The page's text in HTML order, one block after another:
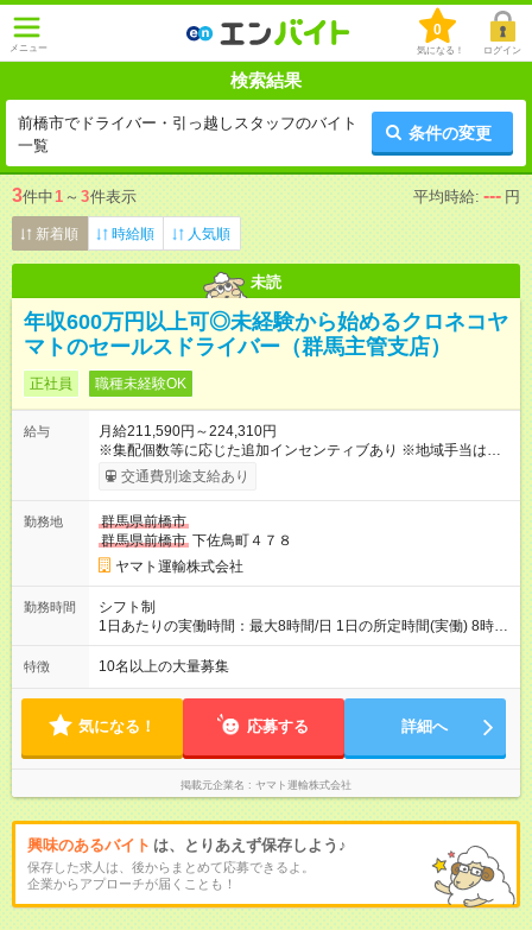
メニュー
0
気になる！ ログイン
検索結果
前橋市でドライバー・引っ越しスタッフのバイト
一覧
条件の変更
3件中1 ～ 3件表示 平均時給: --- 円
新着順 時給順 人気順
未読
年収600万円以上可◎未経験から始めるクロネコヤ
マトのセールスドライバー（群馬主管支店）
正社員 職種未経験OK
給与
月給211,590円～224,310円
※集配個数等に応じた追加インセンティブあり ※地域手当は居住
地によって異なる 加えて、インセンティブ・超勤手当・通勤手
当・扶養手当など各種手当が充実しています。 【試用期間】試
と同じです。
交通費別途支給あり
勤務地
群馬県前橋市
群馬県前橋市 下佐鳥町４７８
ヤマト運輸株式会社
勤務時間
シフト制
1日あたりの実働時間：最大8時間/日 1日の所定時間(実働) 8時
間 週所定40時間 月間所定時間 165時間（残業時間25時間程
度） 年間所定時間 1，976時間（残業時間300時間程度） 【シ
勤務交番表(シフト制／15日締め)により定める ※法定労働時間に
よる管理
特徴 10名以上の大量募集
気になる！ 応募する 詳細へ
掲載元企業名 ヤマト運輸株式会社
興味のあるバイト は、とりあえず保存しよう♪
保存した求人は、後からまとめて応募できるよ。
企業からアプローチが届くことも！